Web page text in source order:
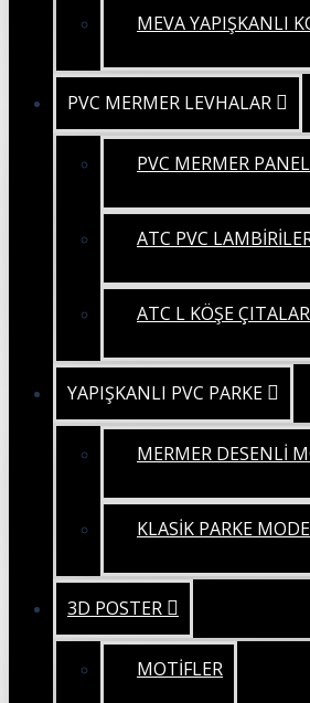
MEVA YAPIŞKANLI
PVC MERMER LEVHALAR
PVC MERMER
ATC PVC
ATC L KÖŞE ÇITALAR
YAPIŞKANLI PVC PARKE
MERMER DESENLİ
KLASİK PARKE
3D POSTER
MOTİFLER